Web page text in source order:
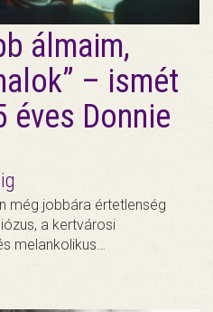
álmaim,
– ismét
éves Donnie
még jobbára értetlenség
a kertvárosi
melankolikus…